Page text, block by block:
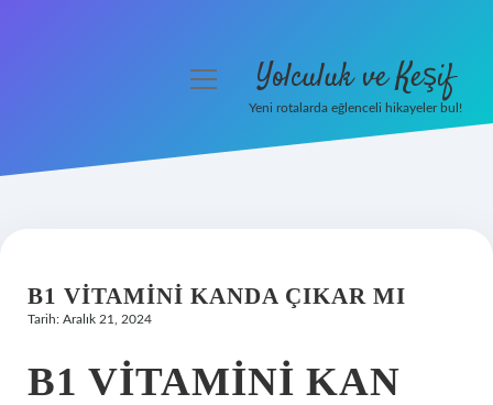
Hakkımızda
menüyü Yolculuk ve Keşif
Yeni rotalarda eğlenceli hikayeler bul!
B1 VITAMINI KANDA ÇIKAR MI
Tarih: Aralık 21, 2024
B1 VITAMINI KAN